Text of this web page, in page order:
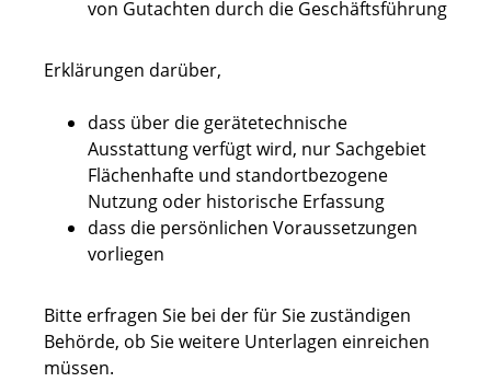
von Gutachten durch die Geschäftsführung
Erklärungen darüber,
dass über die gerätetechnische
Ausstattung verfügt wird, nur Sachgebiet
Flächenhafte und standortbezogene
Nutzung oder historische Erfassung
dass die persönlichen Voraussetzungen
vorliegen
Bitte erfragen Sie bei der für Sie zuständigen
Behörde, ob Sie weitere Unterlagen einreichen
müssen.